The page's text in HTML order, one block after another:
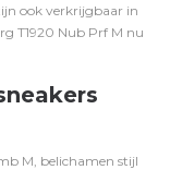
ook verkrijgbaar in
T1920 Nub Prf M nu
M, belichamen stijl